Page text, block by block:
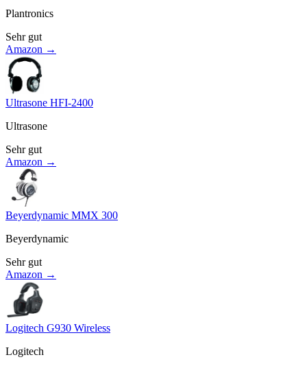
Plantronics
Sehr gut
Amazon →
Ultrasone HFI-2400
Ultrasone
Sehr gut
Amazon →
Beyerdynamic MMX 300
Beyerdynamic
Sehr gut
Amazon →
Logitech G930 Wireless
Logitech